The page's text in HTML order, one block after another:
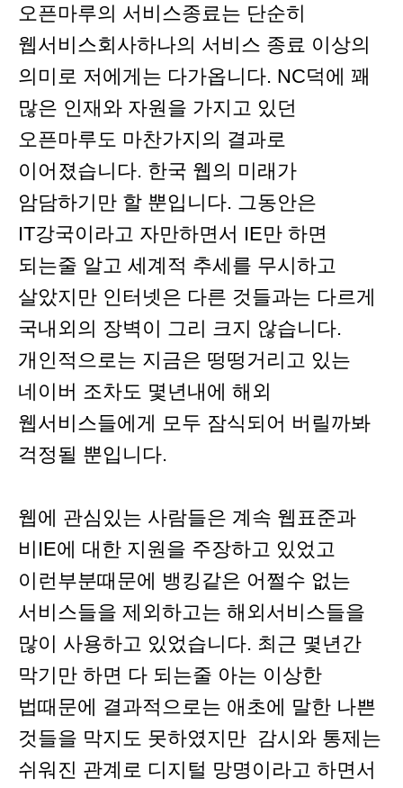
오픈마루의 서비스종료는 단순히
웹서비스회사하나의 서비스 종료 이상의
의미로 저에게는 다가옵니다. NC덕에 꽤
많은 인재와 자원을 가지고 있던
오픈마루도 마찬가지의 결과로
이어졌습니다. 한국 웹의 미래가
암담하기만 할 뿐입니다. 그동안은
IT강국이라고 자만하면서 IE만 하면
되는줄 알고 세계적 추세를 무시하고
살았지만 인터넷은 다른 것들과는 다르게
국내외의 장벽이 그리 크지 않습니다.
개인적으로는 지금은 떵떵거리고 있는
네이버 조차도 몇년내에 해외
웹서비스들에게 모두 잠식되어 버릴까봐
걱정될 뿐입니다.
웹에 관심있는 사람들은 계속 웹표준과
비IE에 대한 지원을 주장하고 있었고
이런부분때문에 뱅킹같은 어쩔수 없는
서비스들을 제외하고는 해외서비스들을
많이 사용하고 있었습니다. 최근 몇년간
막기만 하면 다 되는줄 아는 이상한
법때문에 결과적으로는 애초에 말한 나쁜
것들을 막지도 못하였지만 감시와 통제는
쉬워진 관계로 디지털 망명이라고 하면서